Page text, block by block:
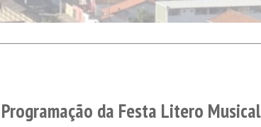
da Festa Litero Musical